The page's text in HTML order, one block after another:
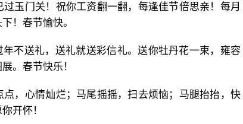
玉门关！祝你工资翻一翻，每逢佳节倍思亲！每月
！春节愉快。
不送礼，送礼就送彩信礼。送你牡丹花一束，雍容
。春节快乐！
，心情灿烂；马尾摇摇，扫去烦恼；马腿抬抬，快
开怀！